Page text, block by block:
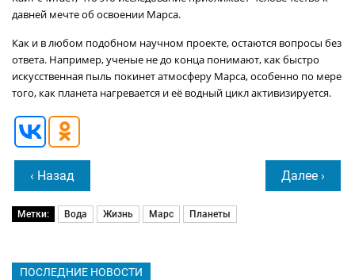
давней мечте об освоении Марса.
Как и в любом подобном научном проекте, остаются вопросы без
ответа. Например, ученые не до конца понимают, как быстро
искусственная пыль покинет атмосферу Марса, особенно по мере
того, как планета нагревается и её водный цикл активизируется.
‹ Назад Далее ›
Метки: Вода Жизнь Марс Планеты
ПОСЛЕДНИЕ НОВОСТИ